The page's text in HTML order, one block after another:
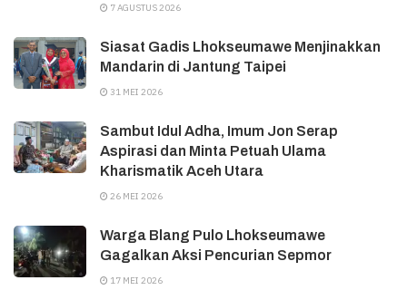
7 AGUSTUS 2026
Siasat Gadis Lhokseumawe Menjinakkan
Mandarin di Jantung Taipei
31 MEI 2026
Sambut Idul Adha, Imum Jon Serap
Aspirasi dan Minta Petuah Ulama
Kharismatik Aceh Utara
26 MEI 2026
Warga Blang Pulo Lhokseumawe
Gagalkan Aksi Pencurian Sepmor
17 MEI 2026